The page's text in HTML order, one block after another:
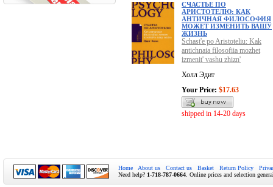
СЧАСТЬЕ ПО
АРИСТОТЕЛЮ: КАК
АНТИЧНАЯ ФИЛОСОФИЯ
МОЖЕТ ИЗМЕНИТЬ ВАШУ
ЖИЗНЬ
Schast'e po Aristoteliu: Kak
antichnaia filosofiia mozhet
izmenit' vashu zhizn'
Холл Эдит
Your Price: $17.63
shipped in 14-20 days
Home About us Contact us Basket Return Policy
Need help? 1-718-787-0664 . Online prices and selection